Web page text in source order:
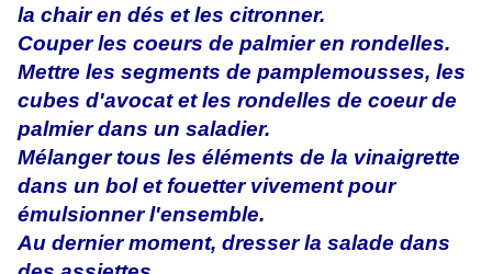
la chair en dés et les citronner.
Couper les coeurs de palmier en rondelles.
Mettre les segments de pamplemousses, les
cubes d'avocat et les rondelles de coeur de
palmier dans un saladier.
Mélanger tous les éléments de la vinaigrette
dans un bol et fouetter vivement pour
émulsionner l'ensemble.
Au dernier moment, dresser la salade dans